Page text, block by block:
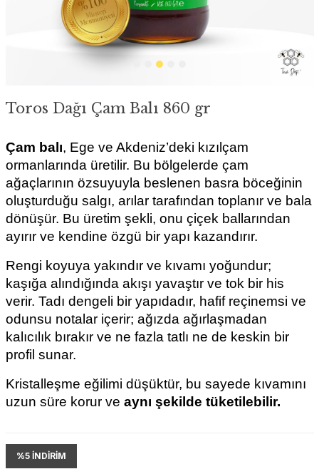
Toros Dağı Çam Balı 860 gr
Çam balı, Ege ve Akdeniz’deki kızılçam
ormanlarında üretilir. Bu bölgelerde çam
ağaçlarının özsuyuyla beslenen basra böceğinin
oluşturduğu salgı, arılar tarafından toplanır ve bala
dönüşür. Bu üretim şekli, onu çiçek ballarından
ayırır ve kendine özgü bir yapı kazandırır.
Rengi koyuya yakındır ve kıvamı yoğundur;
kaşığa alındığında akışı yavaştır ve tok bir his
verir. Tadı dengeli bir yapıdadır, hafif reçinemsi ve
odunsu notalar içerir; ağızda ağırlaşmadan
kalıcılık bırakır ve ne fazla tatlı ne de keskin bir
profil sunar.
Kristalleşme eğilimi düşüktür, bu sayede kıvamını
uzun süre korur ve aynı şekilde tüketilebilir.
%5 İNDİRİM